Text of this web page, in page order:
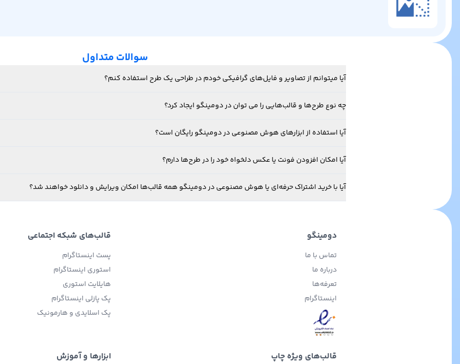
سوالات متداول
آیا میتوانم از تصاویر و فایل‌های گرافیکی خودم در طراحی یک طرح استفاده کنم؟
چه نوع طرح‌ها و قالب‌هایی را می توان در دومینگو ایجاد کرد؟
آیا استفاده از ابزارهای هوش مصنوعی در دومینگو رایگان است؟
آیا امکان افزودن فونت یا عکس دلخواه خود را در طرح‌ها دارم؟
آیا با خرید اشتراک حرفه‌ای یا هوش مصنوعی در دومینگو همه قالب‌ها امکان ویرایش و دانلود خواهند شد؟
دومینگو
تماس با ما
درباره ما
تعرفه‌ها
اینستاگرام
قالب‌های شبکه اجتماعی
پست اینستاگرام
استوری اینستاگرام
هایلایت استوری
پک پازلی اینستاگرام
پک اسلایدی و هارمونیک
قالب‌های ویژه چاپ ابزارها و آموزش